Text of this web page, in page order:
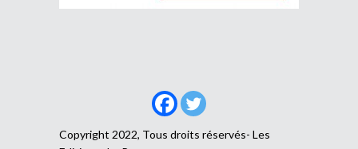
Copyright 2022, Tous droits réservés- Les